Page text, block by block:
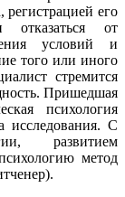
его
отказаться от
условий и
того или иного
стремится
Пришедшая
психология
исследования. С
развитием
метод